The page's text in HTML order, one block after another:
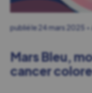
publié le 24 mars 2025
Mars Bleu,
cancer